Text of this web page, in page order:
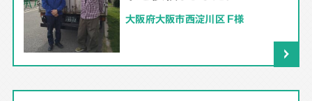
大阪府大阪市西淀川区 F様